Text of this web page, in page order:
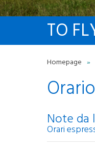
IL
TO
Homepage »
Note da
Orari